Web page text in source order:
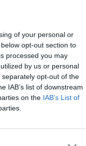
of your personal or
opt-out section to
processed you may
by us or personal
opt-out of the
IAB’s list of downstream
on the IAB’s List of